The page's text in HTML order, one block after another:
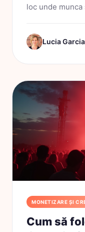
loc unde munca
nu mai sunt
uitate...Lucia Garcia
MONETIZARE ȘI
Cum să